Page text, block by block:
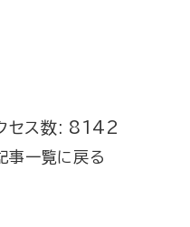
セス数: 8142
事一覧に戻る